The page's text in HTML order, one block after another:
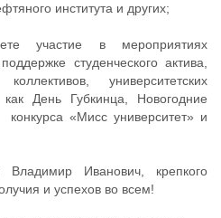
института и других;
участие в мероприятиях
студенческого актива,
университетских
День Губкинца, Новогодние
конкурса «Мисс университет» и
Иванович, крепкого
и успехов во всем!